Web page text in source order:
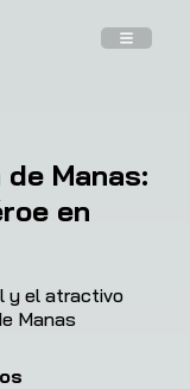
Manas:
en
y el atractivo
Manas